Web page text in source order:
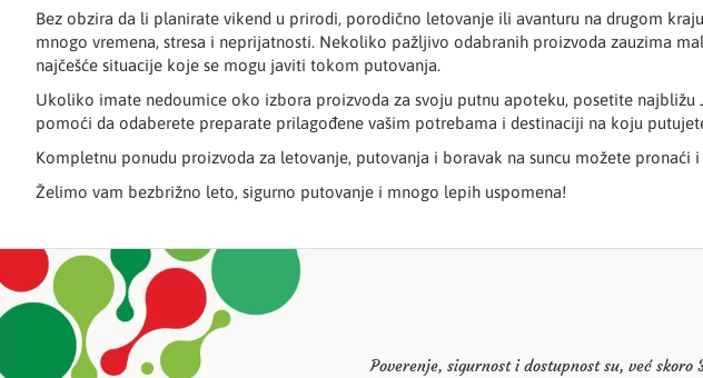
Bez obzira da li planirate vikend u prirodi, porodično letovanje ili avanturu na drugom
mnogo vremena, stresa i neprijatnosti. Nekoliko pažljivo odabranih proizvoda zauzima
najčešće situacije koje se mogu javiti tokom putovanja.
Ukoliko imate nedoumice oko izbora proizvoda za svoju putnu apoteku, posetite
pomoći da odaberete preparate prilagođene vašim potrebama i destinaciji na koju
Kompletnu ponudu proizvoda za letovanje, putovanja i boravak na suncu možete pronaći i
Želimo vam bezbrižno leto, sigurno putovanje i mnogo lepih uspomena!
Poverenje, sigurnost i dostupnost su, već